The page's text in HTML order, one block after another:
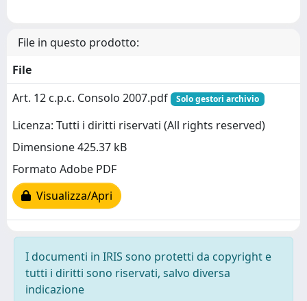
File in questo prodotto:
File
Art. 12 c.p.c. Consolo 2007.pdf
Solo gestori archivio
Licenza: Tutti i diritti riservati (All rights reserved)
Dimensione 425.37 kB
Formato Adobe PDF
Visualizza/Apri
I documenti in IRIS sono protetti da copyright e
tutti i diritti sono riservati, salvo diversa
indicazione